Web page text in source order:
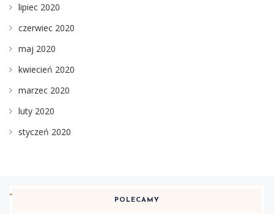
lipiec 2020
czerwiec 2020
maj 2020
kwiecień 2020
marzec 2020
luty 2020
styczeń 2020
POLECAMY